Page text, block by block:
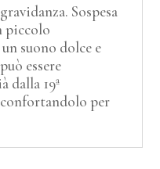
Sospesa
piccolo
suono dolce e
essere
dalla 19ª
per